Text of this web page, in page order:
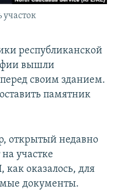
республиканской
вышли
своим зданием.
памятник
открытый недавно
участке
как оказалось, для
документы.